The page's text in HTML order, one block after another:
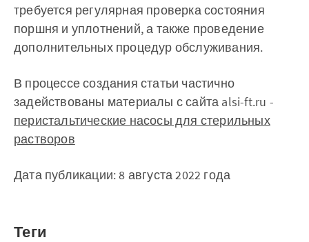
требуется регулярная проверка состояния
поршня и уплотнений, а также проведение
дополнительных процедур обслуживания.
В процессе создания статьи частично
задействованы материалы с сайта alsi-ft.ru -
перистальтические насосы для стерильных
растворов
Дата публикации: 8 августа 2022 года
Теги